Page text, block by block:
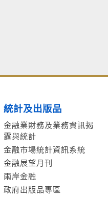
統計及出版品
金融業財務及業務資訊揭
露與統計
金融市場統計資訊系統
金融展望月刊
兩岸金融
政府出版品專區